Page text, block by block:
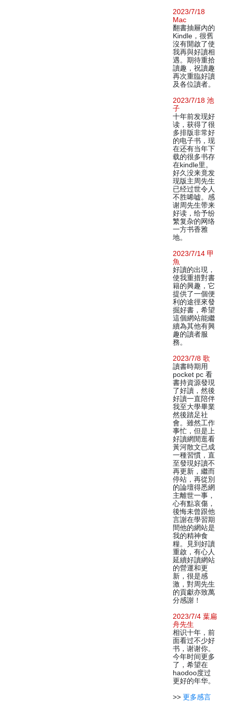
2023/7/18
Mac
翻書抽屜內的
Kindle，很舊
沒有開啟了使
我再與好讀相
遇。期待重拾
讀趣，祝讀趣
再次重臨好讀
及各位讀者。
2023/7/18 池
子
十年前发现好
读，获得了很
多排版非常好
的电子书，现
在还有当年下
载的很多书存
在kindle里。
好久没来竟发
现版主周先生
已经过世令人
不胜唏嘘。感
谢周先生带来
好读，给予纷
繁复杂的网络
一方书香雅
地。
2023/7/14 甲
魚
好讀的出現，
使我重措對書
籍的興趣，它
提供了一個便
利的途徑來發
掘好書，希望
這個網站能繼
續為其他有興
趣的讀者服
務。
2023/7/8 歌
讀書時期用
pocket pc 看
書持資源發現
了好讀，然後
好讀一直陪伴
我至大學畢業
然後踏足社
會。雖然工作
事忙，但是上
好讀網閒逛看
黃河散文已成
一種習慣，直
至發現好讀不
再更新，繼而
停站，再從別
的論壇得悉網
主離世一事，
心有點哀傷，
後悔未曾跟他
言謝在學習期
間他的網站是
我的精神食
糧。見到好讀
重啟，有心人
延續好讀網站
的營運和更
新，很是感
激，對周先生
的貢獻亦致萬
分感謝！
2023/7/4 葉扁
舟先生
相识十年，前
面看过不少好
书，谢谢你。
今年时间更多
了，希望在
haodoo度过
更好的年华。
>> 更多感言